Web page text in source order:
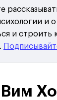
и
и строить
Вим